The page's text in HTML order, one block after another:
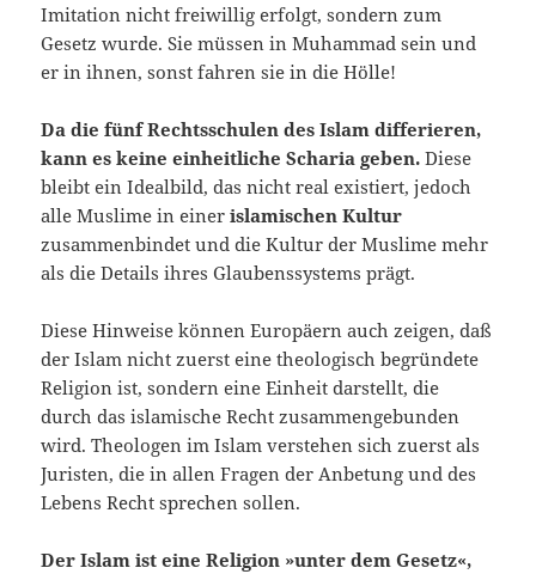
Imitation nicht freiwillig er­folgt, sondern zum
Gesetz wurde. Sie müssen in Muhammad sein und
er in ihnen, sonst fahren sie in die Hölle!
Da die fünf Rechtsschulen des Islam differieren,
kann es keine einheitliche Scharia geben. Diese
bleibt ein Idealbild, das nicht real existiert, jedoch
alle Muslime in einerislamischen Kultur
zusammenbindet und die Kultur der Muslime mehr
als die Details ihres Glaubenssys­tems prägt.
Diese Hinweise können Europäern auch zei­gen, daß
der Islam nicht zuerst eine theologisch begründete
Religion ist, sondern eine Einheit darstellt, die
durch das islamische Recht zusammengebunden
wird. Theologen im Islam verste­hen sich zuerst als
Juristen, die in allen Fragen der Anbetung und des
Lebens Recht sprechen sollen.
Der Islam ist eine Religion »unter dem Ge­setz«,